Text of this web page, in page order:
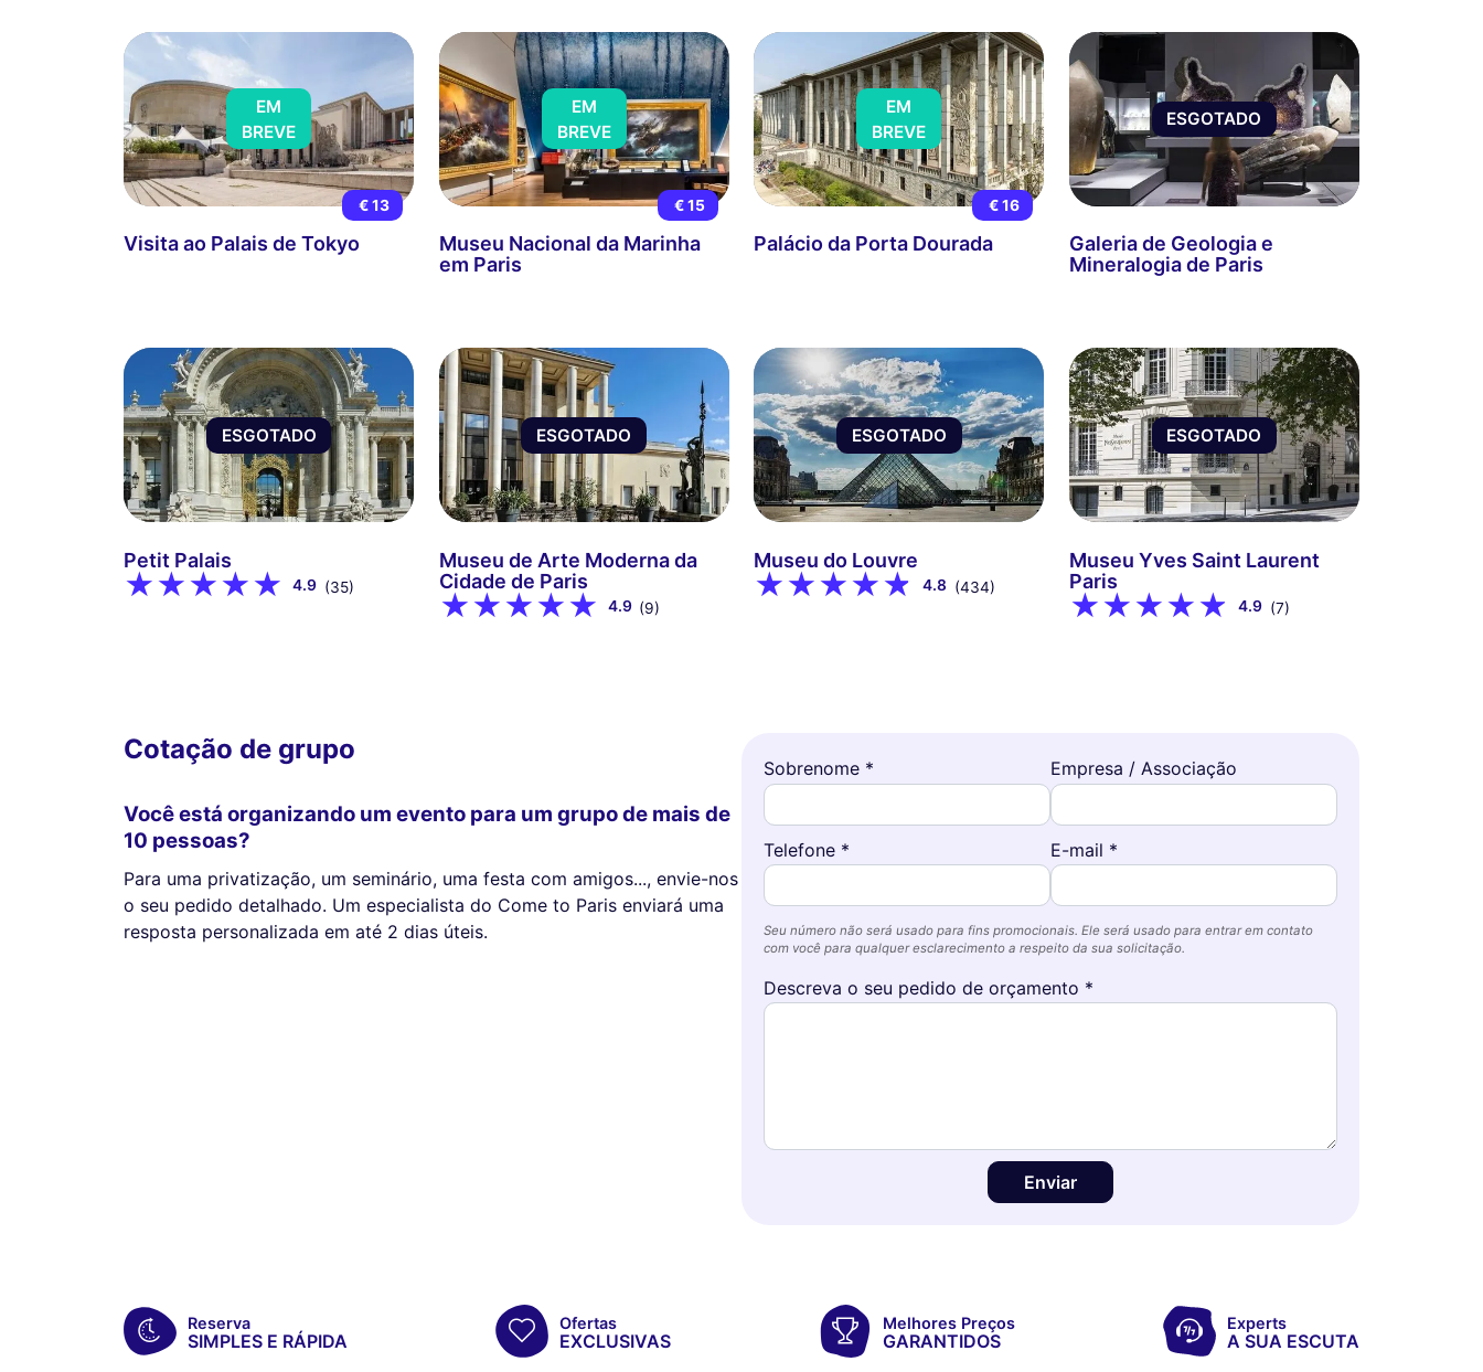
EM
BREVE
€ 13
Visita ao Palais de Tokyo
EM
BREVE
€ 15
Museu Nacional da Marinha
em Paris
EM
BREVE
€ 16
Palácio da Porta Dourada
ESGOTADO
Galeria de Geologia e
Mineralogia de Paris
ESGOTADO
Petit Palais
4.9 (35)
ESGOTADO
Museu de Arte Moderna da
Cidade de Paris
4.9 (9)
ESGOTADO
Museu do Louvre
4.8 (434)
ESGOTADO
Museu Yves Saint Laurent
Paris
4.9 (7)
Cotação de grupo
Você está organizando um evento para um grupo de mais de
10 pessoas?
Para uma privatização, um seminário, uma festa com amigos..., envie-nos
o seu pedido detalhado. Um especialista do Come to Paris enviará uma
resposta personalizada em até 2 dias úteis.
Sobrenome * Empresa / Associação
Telefone * E-mail *
Seu número não será usado para fins promocionais. Ele será usado para entrar em contato
com você para qualquer esclarecimento a respeito da sua solicitação.
Descreva o seu pedido de orçamento *
Enviar
Reserva
SIMPLES E RÁPIDA
Ofertas
EXCLUSIVAS
Melhores Preços
GARANTIDOS
Experts
A SUA ESCUTA